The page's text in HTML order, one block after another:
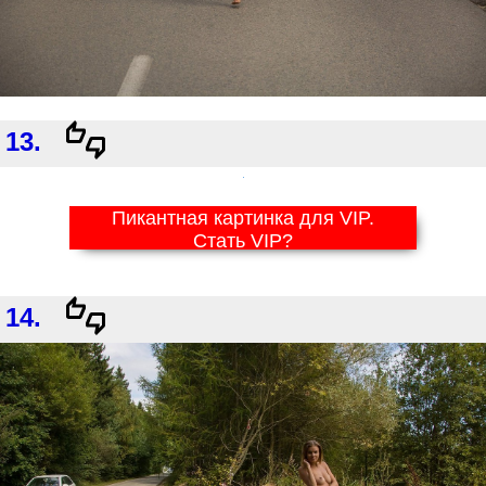
13.
Пикантная картинка для VIP.
Стать VIP?
14.